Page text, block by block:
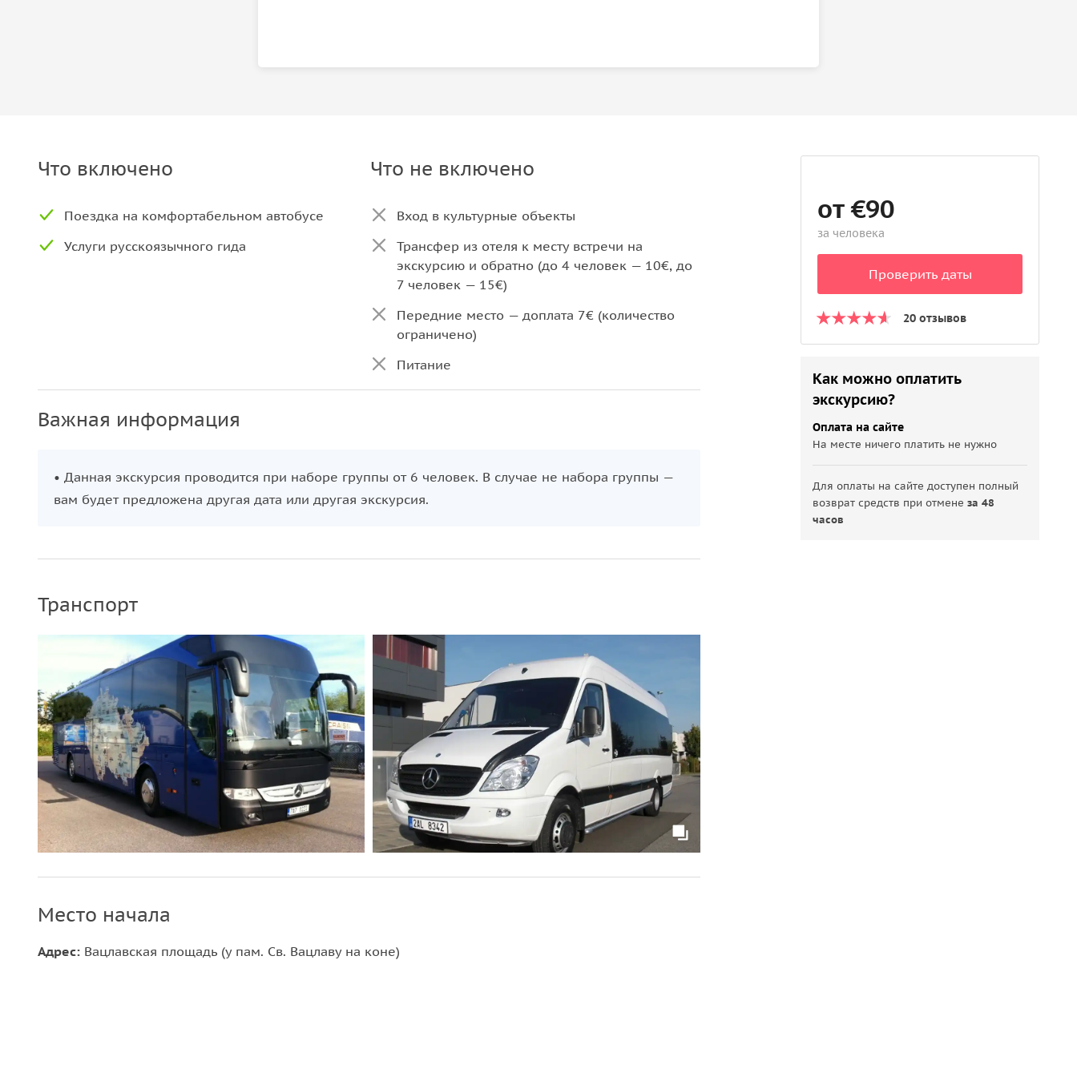
Что включено
Поездка на комфортабельном автобусе
Услуги русскоязычного гида
Что не включено
Вход в культурные объекты
Трансфер из отеля к месту встречи на
экскурсию и обратно (до 4 человек — 10€, до
7 человек — 15€)
Передние место — доплата 7€ (количество
ограничено)
Питание
Важная информация
• Данная экскурсия проводится при наборе группы от 6 человек. В случае не набора группы —
вам будет предложена другая дата или другая экскурсия.
Транспорт
Место начала
Адрес: Вацлавская площадь (у пам. Св. Вацлаву на коне)
от €90
за человека
Проверить даты
20 отзывов
Как можно оплатить
экскурсию?
Оплата на сайте
На месте ничего платить не нужно
Для оплаты на сайте доступен полный
возврат средств при отменеза 48
часов